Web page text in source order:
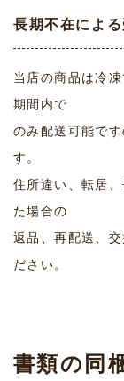
長期不在によ
当店の商品は冷
期間内で
のみ配送可能で
す。
住所違い、転居
た場合の
返品、再配送、
ださい。
書類の同